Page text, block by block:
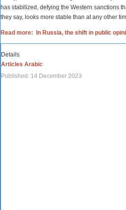
has stabilized, defying the Western sanctions
they say, looks more stable than at any other
Read more: In Russia, the shift in public
Details
Articles Arabic
Published: 14 December 2023